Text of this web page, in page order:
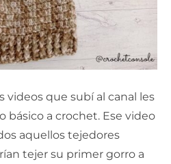
videos que subí al canal les
básico a crochet. Ese video
aquellos tejedores
tejer su primer gorro a